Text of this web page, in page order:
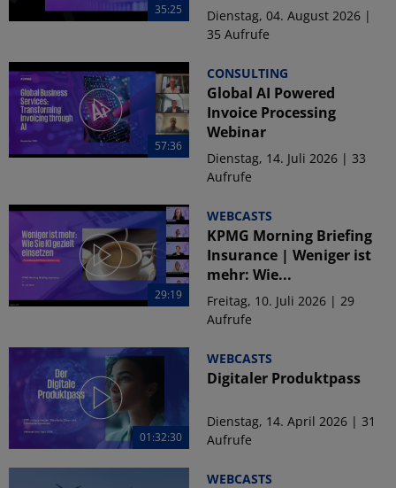
35:25
Dienstag, 04. August 2026 |
35 Aufrufe
57:36
CONSULTING
Global AI Powered
Invoice Processing
Webinar
Dienstag, 14. Juli 2026 | 33
Aufrufe
29:19
WEBCASTS
KPMG Morning Briefing
Insurance | Weniger ist
mehr: Wie...
Freitag, 10. Juli 2026 | 29
Aufrufe
01:32:30
WEBCASTS
Digitaler Produktpass
Dienstag, 14. April 2026 | 31
Aufrufe
WEBCASTS